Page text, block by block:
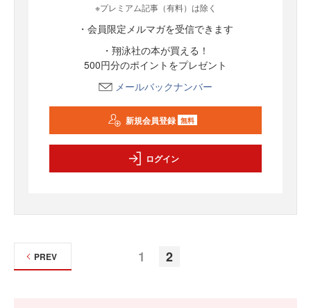
※プレミアム記事（有料）は除く
・会員限定メルマガを受信できます
・翔泳社の本が買える！
500円分のポイントをプレゼント
メールバックナンバー
新規会員登録 無料
ログイン
1 2
PREV